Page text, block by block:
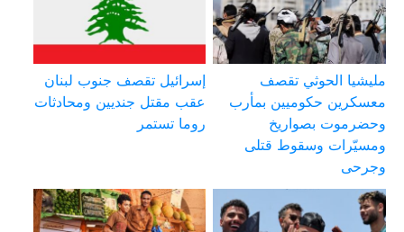
مليشيا الحوثي تقصف
معسكرين حكوميين بمأرب
وحضرموت بصواريخ
ومسيّرات وسقوط قتلى
وجرحى
إسرائيل تقصف جنوب لبنان
عقب مقتل جنديين ومحادثات
روما تستمر